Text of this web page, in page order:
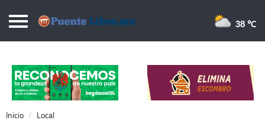
Puentelibre.mx
Local
Nacional
Opinión
38 ℃
Inicio Local